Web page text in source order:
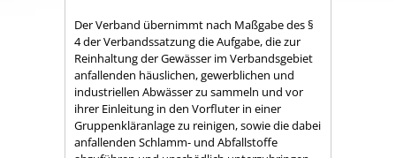
Der Verband übernimmt nach Maßgabe des §
4 der Verbandssatzung die Aufgabe, die zur
Reinhaltung der Gewässer im Verbandsgebiet
anfallenden häuslichen, gewerblichen und
industriellen Abwässer zu sammeln und vor
ihrer Einleitung in den Vorfluter in einer
Gruppenkläranlage zu reinigen, sowie die dabei
anfallenden Schlamm- und Abfallstoffe